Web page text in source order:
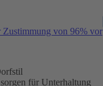
Zustimmung von 96% vor
für Unterhaltung